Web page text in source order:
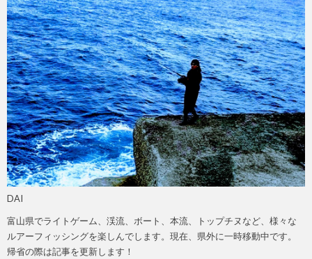
DAI
富山県でライトゲーム、渓流、ボート、本流、トップチヌなど、様々な
ルアーフィッシングを楽しんでします。現在、県外に一時移動中です。
帰省の際は記事を更新します！